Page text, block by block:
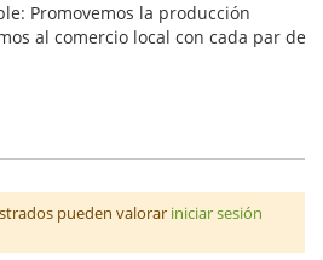
Promovemos la producción
al comercio local con cada par de
pueden valorar iniciar sesión